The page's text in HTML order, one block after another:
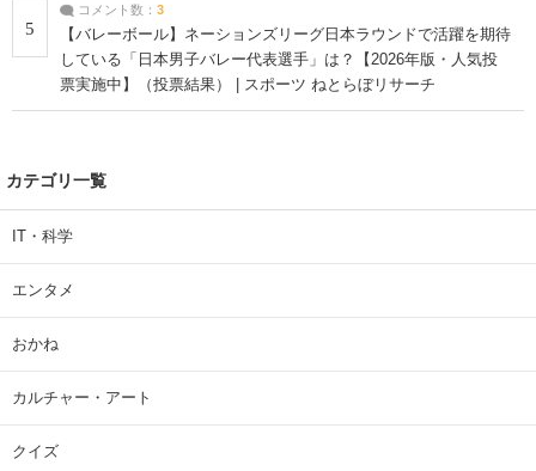
5
コメント数： 3
【バレーボール】ネーションズリーグ日本ラウンドで活躍を期待
している「日本男子バレー代表選手」は？【2026年版・人気投
票実施中】（投票結果） | スポーツ ねとらぼリサーチ
カテゴリ一覧
IT・科学
エンタメ
おかね
カルチャー・アート
クイズ